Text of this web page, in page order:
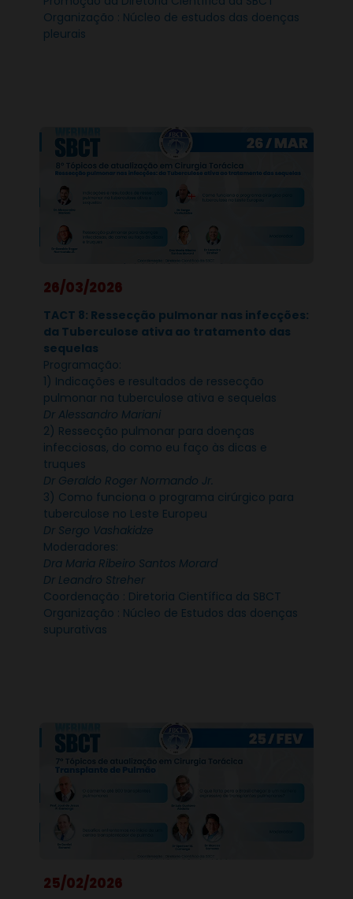
Organização : Núcleo de estudos das doenças
pleurais
26/03/2026
TACT 8: Ressecção pulmonar nas infecções:
da Tuberculose ativa ao tratamento das
sequelas
Programação:
1) Indicações e resultados de ressecção
pulmonar na tuberculose ativa e sequelas
Dr Alessandro Mariani
2) Ressecção pulmonar para doenças
infecciosas, do como eu faço às dicas e
truques
Dr Geraldo Roger Normando Jr.
3) Como funciona o programa cirúrgico para
tuberculose no Leste Europeu
Dr Sergo Vashakidze
Moderadores:
Dra Maria Ribeiro Santos Morard
Dr Leandro Streher
Coordenação : Diretoria Científica da SBCT
Organização : Núcleo de Estudos das doenças
supurativas
25/02/2026